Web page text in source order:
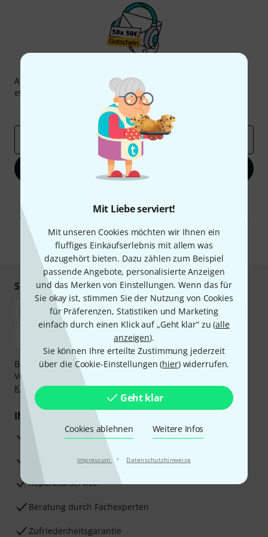
Mit Liebe serviert!
Mit unseren Cookies möchten wir Ihnen ein
fluffiges Einkaufserlebnis mit allem was
dazugehört bieten. Dazu zählen zum Beispiel
passende Angebote, personalisierte Anzeigen
und das Merken von Einstellungen. Wenn das für
Sie okay ist, stimmen Sie der Nutzung von Cookies
für Präferenzen, Statistiken und Marketing
einfach durch einen Klick auf „Geht klar“ zu (alle
anzeigen).
Sie können Ihre erteilte Zustimmung jederzeit
über die Cookie-Einstellungen (hier) widerrufen.
Geht klar
Cookies ablehnen Weitere Infos
Impressum · Datenschutzhinweise
Abonniere den Thomann Newsletter und gewinne mit
etwas Glück einen von
50 Gutscheinen
Inspirierende Beiträge
Deals
Jetzt anmelden
Werbung und einer Messung des E-Mail-Nutzungsverhaltens zu. Die
Abmeldung ist jederzeit möglich. Weitere Informationen finden Sie in
* Pflichtfeld
Sicher einkaufen & bezahlen
Bezahlen Sie vertraulich und sicher per Nachnahme,
Vorkasse, PayPal, Amazon Pay,
Klarna Ratenzahlungoder Kreditkarte.
Ihre Vorteile
3 Jahre Thomann Garantie
30 Tage Money-Back-Garantie
Reparaturservice
Beratung durch Fachexperten
Zufriedenheitsgarantie